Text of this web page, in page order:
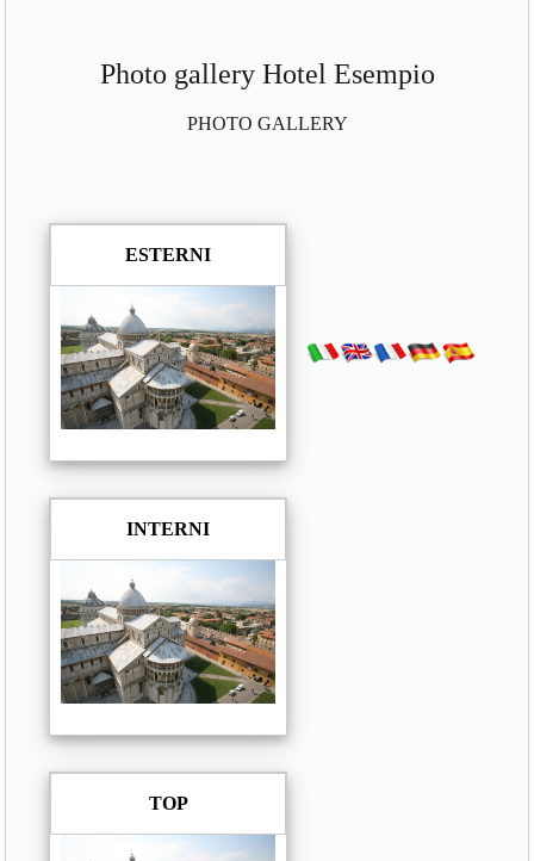
Photo gallery Hotel Esempio
PHOTO GALLERY
ESTERNI
INTERNI
TOP